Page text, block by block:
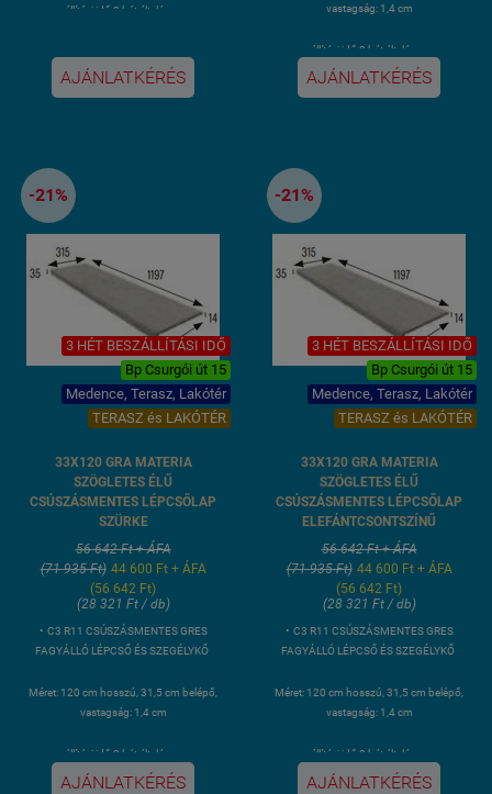
• szállítási idő 3 hét általánosan.
lépcsőlap
AJÁNLATKÉRÉS
vastagság: 1,4 cm
• szállítási idő 3 hét általánosan.
Kiszerelés: 2 darab 1,2 méter hosszú
AJÁNLATKÉRÉS
-21%
3 HÉT BESZÁLLÍTÁSI IDŐ
Bp Csurgói út 15
Medence, Terasz, Lakótér
TERASZ és LAKÓTÉR
33X120 GRA MATERIA
SZÖGLETES ÉLŰ
CSÚSZÁSMENTES LÉPCSŐLAP
SZÜRKE
56 642 Ft + ÁFA
(71 935 Ft) 44 600 Ft + ÁFA
(56 642 Ft)
(28 321 Ft / db)
• C3 R11 CSÚSZÁSMENTES GRES
FAGYÁLLÓ LÉPCSŐ ÉS SZEGÉLYKŐ
Méret: 120 cm hosszú, 31,5 cm belépő,
vastagság: 1,4 cm
• szállítási idő 3 hét általánosan.
AJÁNLATKÉRÉS
-21%
3 HÉT BESZÁLLÍTÁSI IDŐ
Bp Csurgói út 15
Medence, Terasz, Lakótér
TERASZ és LAKÓTÉR
33X120 GRA MATERIA
SZÖGLETES ÉLŰ
CSÚSZÁSMENTES LÉPCSŐLAP
ELEFÁNTCSONTSZÍNŰ
56 642 Ft + ÁFA
(71 935 Ft) 44 600 Ft + ÁFA
(56 642 Ft)
(28 321 Ft / db)
• C3 R11 CSÚSZÁSMENTES GRES
FAGYÁLLÓ LÉPCSŐ ÉS SZEGÉLYKŐ
Méret: 120 cm hosszú, 31,5 cm belépő,
vastagság: 1,4 cm
• szállítási idő 3 hét általánosan.
AJÁNLATKÉRÉS